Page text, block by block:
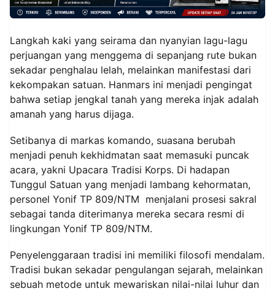
Langkah kaki yang seirama dan nyanyian lagu-lagu
perjuangan yang menggema di sepanjang rute bukan
sekadar penghalau lelah, melainkan manifestasi dari
kekompakan satuan. Hanmars ini menjadi pengingat
bahwa setiap jengkal tanah yang mereka injak adalah
amanah yang harus dijaga.
Setibanya di markas komando, suasana berubah
menjadi penuh kekhidmatan saat memasuki puncak
acara, yakni Upacara Tradisi Korps. Di hadapan
Tunggul Satuan yang menjadi lambang kehormatan,
personel Yonif TP 809/NTM menjalani prosesi sakral
sebagai tanda diterimanya mereka secara resmi di
lingkungan Yonif TP 809/NTM.
Penyelenggaraan tradisi ini memiliki filosofi mendalam.
Tradisi bukan sekadar pengulangan sejarah, melainkan
sebuah metode untuk mewariskan nilai-nilai luhur dan